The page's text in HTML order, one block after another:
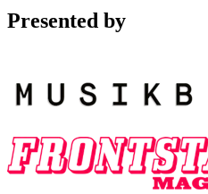
Presented by